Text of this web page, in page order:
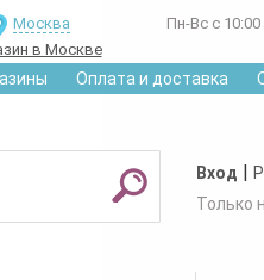
Москва
в Москве
Пн-Вс с
Оплата и доставка
Вход |
Только